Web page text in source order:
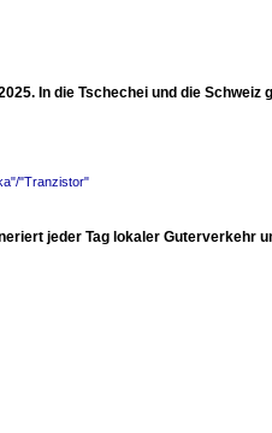
In die Tschechei und die Schweiz
"Tranzistor"
jeder Tag lokaler Guterverkehr